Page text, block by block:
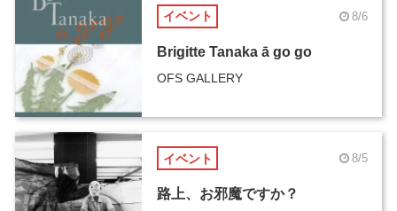
イベント 8/6
Brigitte Tanaka ā go go
OFS GALLERY
イベント 8/5
路上、お邪魔ですか？